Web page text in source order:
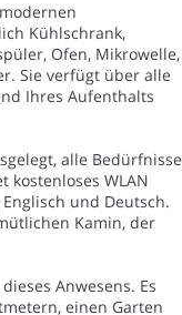
Kühlschrank,
Ofen, Mikrowelle,
Sie verfügt über alle
Ihres Aufenthalts
alle Bedürfnisse
WLAN
und Deutsch.
Kamin, der
Anwesens. Es
einen Garten